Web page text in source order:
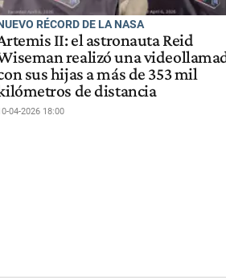
RÉCORD DE LA NASA
II: el astronauta Reid
realizó una
sus hijas a más de 353 mil
de distancia
04-2026 18:00